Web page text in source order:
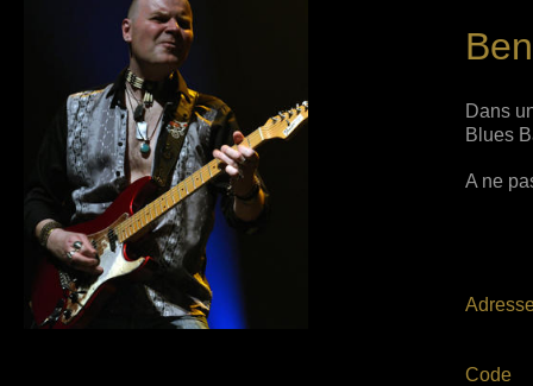
Dans
Blues
A ne
Code